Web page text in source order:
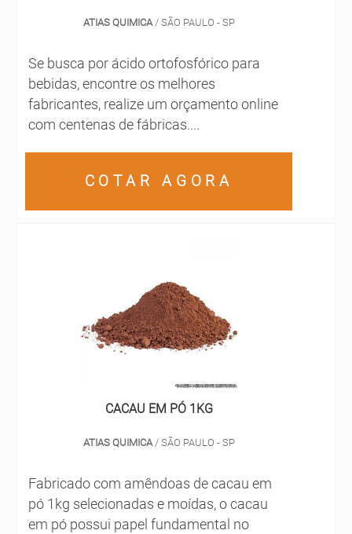
ATIAS QUIMICA/ SÃO PAULO - SP
Se busca por ácido ortofosfórico para
bebidas, encontre os melhores
fabricantes, realize um orçamento online
com centenas de fábricas....
COTAR AGORA
CACAU EM PÓ 1KG
ATIAS QUIMICA/ SÃO PAULO - SP
Fabricado com amêndoas de cacau em
pó 1kg selecionadas e moídas, o cacau
em pó possui papel fundamental no